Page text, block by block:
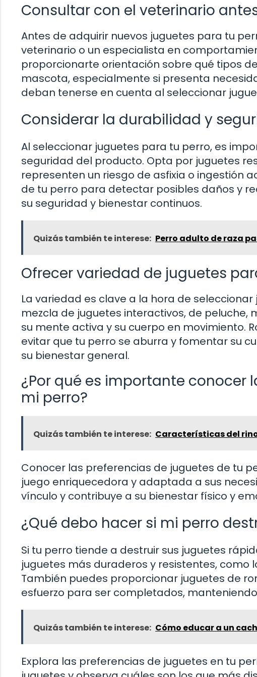
Consultar con el veterinario
Antes de adquirir nuevos juguetes para tu
veterinario o un especialista en
proporcionarte orientación sobre qué tipos
mascota, especialmente si presenta
deban tenerse en cuenta al seleccionar
Considerar la durabilidad y
Al seleccionar juguetes para tu perro, es
seguridad del producto. Opta por juguetes
representen un riesgo de asfixia o ingestión
de tu perro para detectar posibles daños y
su seguridad y bienestar continuos.
Quizás también te interese: Perro adulto de raza
Ofrecer variedad de juguetes
La variedad es clave a la hora de
mezcla de juguetes interactivos, de
su mente activa y su cuerpo en movimiento.
evitar que tu perro se aburra y fomentar su
su bienestar general.
¿Por qué es importante conocer
mi perro?
Quizás también te interese: Características del
Conocer las preferencias de juguetes de tu
juego enriquecedora y adaptada a sus
vínculo y contribuye a su bienestar físico y
¿Qué debo hacer si mi perro
Si tu perro tiende a destruir sus juguetes
juguetes más duraderos y resistentes,
También puedes proporcionar juguetes de
esfuerzo para ser completados,
Quizás también te interese: Cómo educar a un
Explora las preferencias de juguetes en tu